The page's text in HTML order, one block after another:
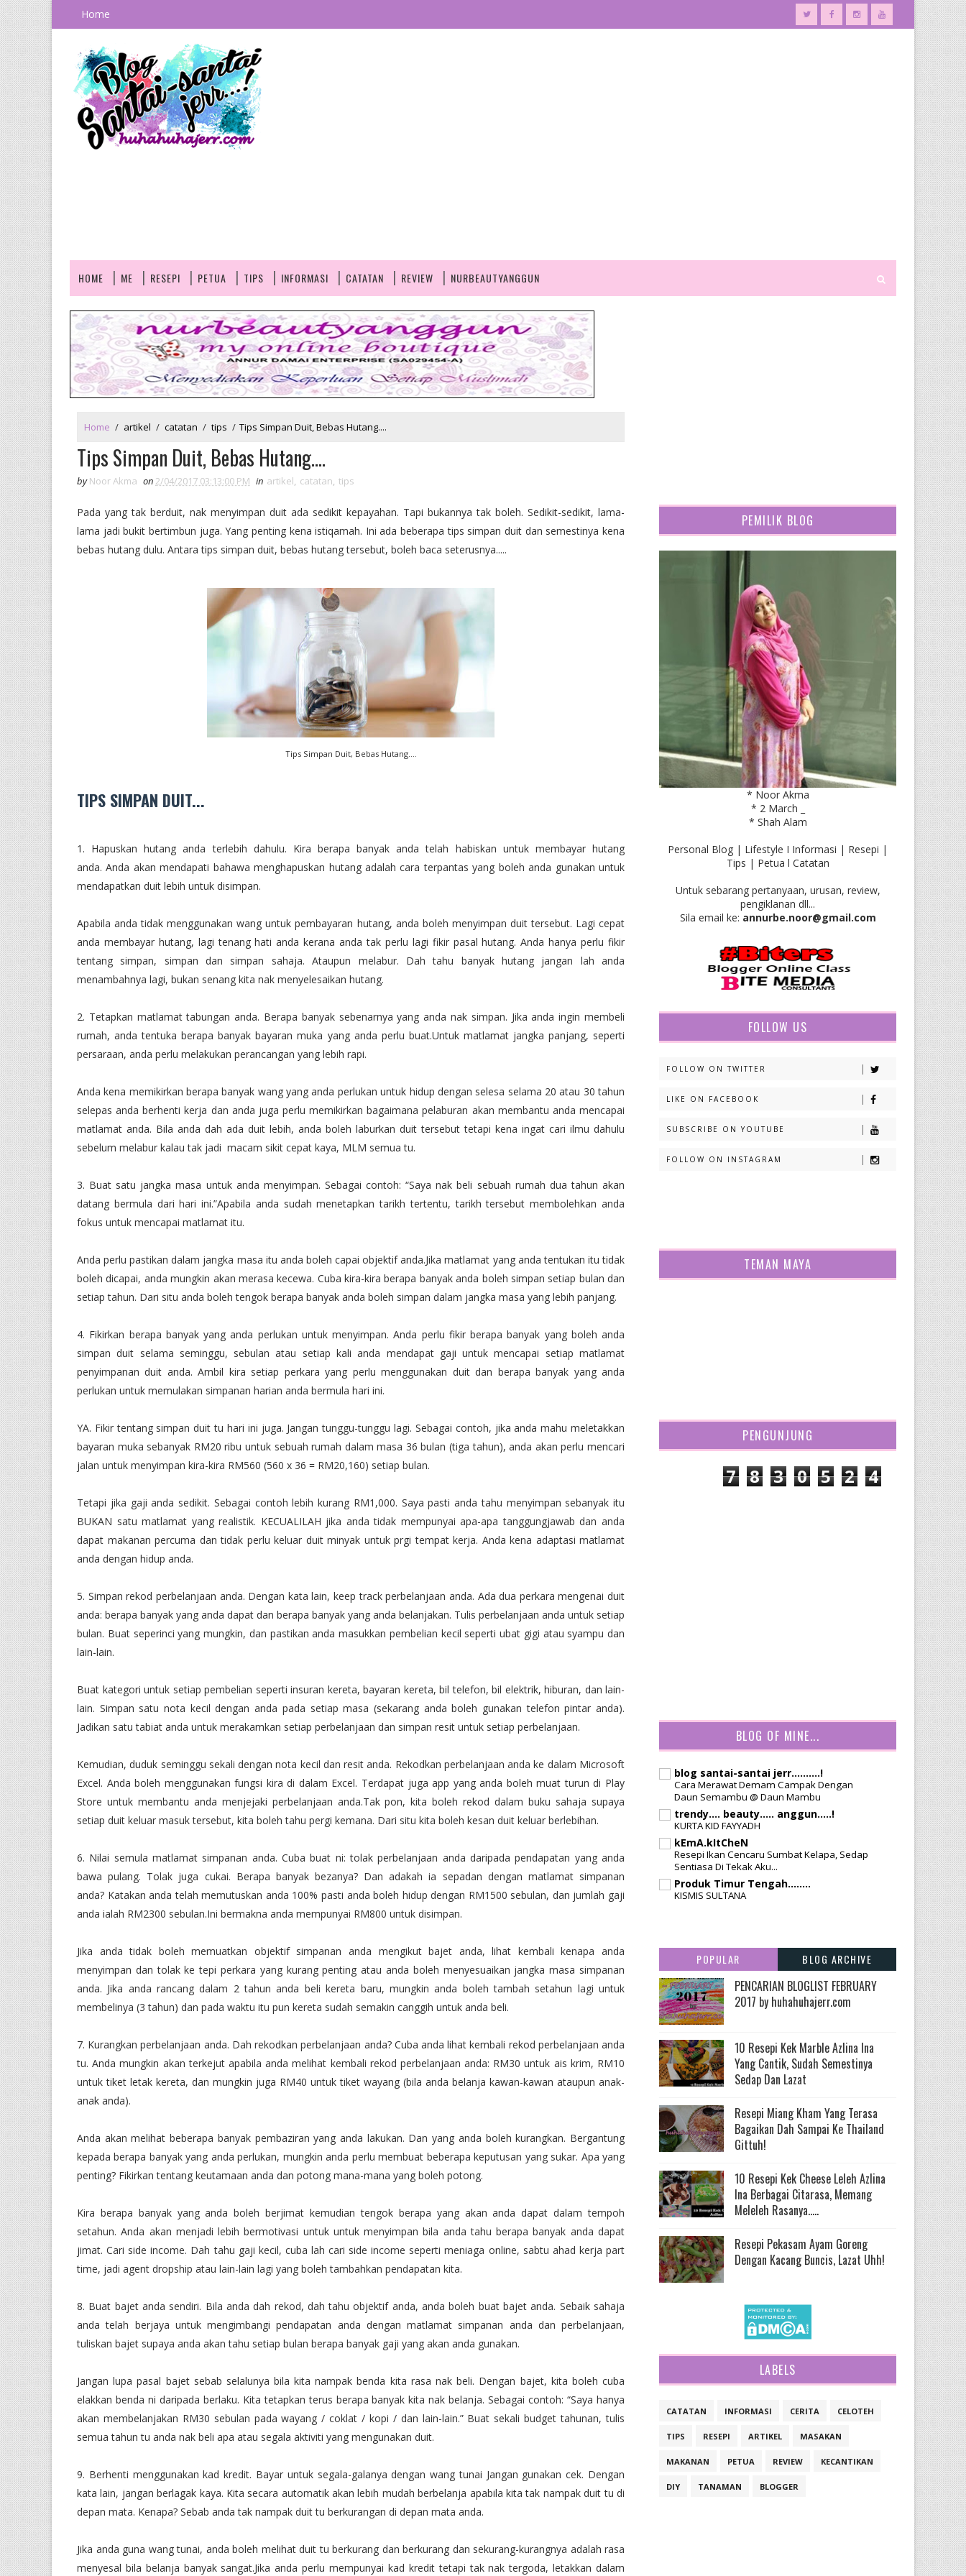
Home
HOME ME RESEPI PETUA TIPS INFORMASI CATATAN REVIEW NURBEAUTYANGGUN
Home / artikel / catatan / tips / Tips Simpan Duit, Bebas Hutang....
Tips Simpan Duit, Bebas Hutang....
by Noor Akma on2/04/2017 03:13:00 PM in artikel, catatan, tips
Pada yang tak berduit, nak menyimpan duit ada sedikit kepayahan. Tapi bukannya tak boleh. Sedikit-sedikit, lama-
lama jadi bukit bertimbun juga. Yang penting kena istiqamah. Ini ada beberapa tips simpan duit dan semestinya kena
bebas hutang dulu. Antara tips simpan duit, bebas hutang tersebut, boleh baca seterusnya.....
Tips Simpan Duit, Bebas Hutang....
TIPS SIMPAN DUIT...
1. Hapuskan hutang anda terlebih dahulu. Kira berapa banyak anda telah habiskan untuk membayar hutang
anda. Anda akan mendapati bahawa menghapuskan hutang adalah cara terpantas yang boleh anda gunakan untuk
mendapatkan duit lebih untuk disimpan.
Apabila anda tidak menggunakan wang untuk pembayaran hutang, anda boleh menyimpan duit tersebut. Lagi cepat
anda membayar hutang, lagi tenang hati anda kerana anda tak perlu lagi fikir pasal hutang. Anda hanya perlu fikir
tentang simpan, simpan dan simpan sahaja. Ataupun melabur. Dah tahu banyak hutang jangan lah anda
menambahnya lagi, bukan senang kita nak menyelesaikan hutang.
2. Tetapkan matlamat tabungan anda. Berapa banyak sebenarnya yang anda nak simpan. Jika anda ingin membeli
rumah, anda tentuka berapa banyak bayaran muka yang anda perlu buat.Untuk matlamat jangka panjang, seperti
persaraan, anda perlu melakukan perancangan yang lebih rapi.
Anda kena memikirkan berapa banyak wang yang anda perlukan untuk hidup dengan selesa selama 20 atau 30 tahun
selepas anda berhenti kerja dan anda juga perlu memikirkan bagaimana pelaburan akan membantu anda mencapai
matlamat anda. Bila anda dah ada duit lebih, anda boleh laburkan duit tersebut tetapi kena ingat cari ilmu dahulu
sebelum melabur kalau tak jadi macam sikit cepat kaya, MLM semua tu.
3. Buat satu jangka masa untuk anda menyimpan. Sebagai contoh: “Saya nak beli sebuah rumah dua tahun akan
datang bermula dari hari ini.”Apabila anda sudah menetapkan tarikh tertentu, tarikh tersebut membolehkan anda
fokus untuk mencapai matlamat itu.
Anda perlu pastikan dalam jangka masa itu anda boleh capai objektif anda.Jika matlamat yang anda tentukan itu tidak
boleh dicapai, anda mungkin akan merasa kecewa. Cuba kira-kira berapa banyak anda boleh simpan setiap bulan dan
setiap tahun. Dari situ anda boleh tengok berapa banyak anda boleh simpan dalam jangka masa yang lebih panjang.
4. Fikirkan berapa banyak yang anda perlukan untuk menyimpan. Anda perlu fikir berapa banyak yang boleh anda
simpan duit selama seminggu, sebulan atau setiap kali anda mendapat gaji untuk mencapai setiap matlamat
penyimpanan duit anda. Ambil kira setiap perkara yang perlu menggunakan duit dan berapa banyak yang anda
perlukan untuk memulakan simpanan harian anda bermula hari ini.
YA. Fikir tentang simpan duit tu hari ini juga. Jangan tunggu-tunggu lagi. Sebagai contoh, jika anda mahu meletakkan
bayaran muka sebanyak RM20 ribu untuk sebuah rumah dalam masa 36 bulan (tiga tahun), anda akan perlu mencari
jalan untuk menyimpan kira-kira RM560 (560 x 36 = RM20,160) setiap bulan.
Tetapi jika gaji anda sedikit. Sebagai contoh lebih kurang RM1,000. Saya pasti anda tahu menyimpan sebanyak itu
BUKAN satu matlamat yang realistik. KECUALILAH jika anda tidak mempunyai apa-apa tanggungjawab dan anda
dapat makanan percuma dan tidak perlu keluar duit minyak untuk prgi tempat kerja. Anda kena adaptasi matlamat
anda dengan hidup anda.
5. Simpan rekod perbelanjaan anda. Dengan kata lain, keep track perbelanjaan anda. Ada dua perkara mengenai duit
anda: berapa banyak yang anda dapat dan berapa banyak yang anda belanjakan. Tulis perbelanjaan anda untuk setiap
bulan. Buat seperinci yang mungkin, dan pastikan anda masukkan pembelian kecil seperti ubat gigi atau syampu dan
lain-lain.
Buat kategori untuk setiap pembelian seperti insuran kereta, bayaran kereta, bil telefon, bil elektrik, hiburan, dan lain-
lain. Simpan satu nota kecil dengan anda pada setiap masa (sekarang anda boleh gunakan telefon pintar anda).
Jadikan satu tabiat anda untuk merakamkan setiap perbelanjaan dan simpan resit untuk setiap perbelanjaan.
Kemudian, duduk seminggu sekali dengan nota kecil dan resit anda. Rekodkan perbelanjaan anda ke dalam Microsoft
Excel. Anda boleh menggunakan fungsi kira di dalam Excel. Terdapat juga app yang anda boleh muat turun di Play
Store untuk membantu anda menjejaki perbelanjaan anda.Tak pon, kita boleh rekod dalam buku sahaja supaya
setiap duit keluar masuk tersebut, kita boleh tahu pergi kemana. Dari situ kita boleh kesan duit keluar berlebihan.
6. Nilai semula matlamat simpanan anda. Cuba buat ni: tolak perbelanjaan anda daripada pendapatan yang anda
bawa pulang. Tolak juga cukai. Berapa banyak bezanya? Dan adakah ia sepadan dengan matlamat simpanan
anda? Katakan anda telah memutuskan anda 100% pasti anda boleh hidup dengan RM1500 sebulan, dan jumlah gaji
anda ialah RM2300 sebulan.Ini bermakna anda mempunyai RM800 untuk disimpan.
Jika anda tidak boleh memuatkan objektif simpanan anda mengikut bajet anda, lihat kembali kenapa anda
menyimpan dan tolak ke tepi perkara yang kurang penting atau anda boleh menyesuaikan jangka masa simpanan
anda. Jika anda rancang dalam 2 tahun anda beli kereta baru, mungkin anda boleh tambah setahun lagi untuk
membelinya (3 tahun) dan pada waktu itu pun kereta sudah semakin canggih untuk anda beli.
7. Kurangkan perbelanjaan anda. Dah rekodkan perbelanjaan anda? Cuba anda lihat kembali rekod perbelanjaan anda
tu. Anda mungkin akan terkejut apabila anda melihat kembali rekod perbelanjaan anda: RM30 untuk ais krim, RM10
untuk tiket letak kereta, dan mungkin juga RM40 untuk tiket wayang (bila anda belanja kawan-kawan ataupun anak-
anak anda).
Anda akan melihat beberapa banyak pembaziran yang anda lakukan. Dan yang anda boleh kurangkan. Bergantung
kepada berapa banyak yang anda perlukan, mungkin anda perlu membuat beberapa keputusan yang sukar. Apa yang
penting? Fikirkan tentang keutamaan anda dan potong mana-mana yang boleh potong.
Kira berapa banyak yang anda boleh berjimat kemudian tengok berapa yang akan anda dapat dalam tempoh
setahun. Anda akan menjadi lebih bermotivasi untuk untuk menyimpan bila anda tahu berapa banyak anda dapat
jimat. Cari side income. Dah tahu gaji kecil, cuba lah cari side income seperti meniaga online, sabtu ahad kerja part
time, jadi agent dropship atau lain-lain lagi yang boleh tambahkan pendapatan kita.
8. Buat bajet anda sendiri. Bila anda dah rekod, dah tahu objektif anda, anda boleh buat bajet anda. Sebaik sahaja
anda telah berjaya untuk mengimbangi pendapatan anda dengan matlamat simpanan anda dan perbelanjaan,
tuliskan bajet supaya anda akan tahu setiap bulan berapa banyak gaji yang akan anda gunakan.
Jangan lupa pasal bajet sebab selalunya bila kita nampak benda kita rasa nak beli. Dengan bajet, kita boleh cuba
elakkan benda ni daripada berlaku. Kita tetapkan terus berapa banyak kita nak belanja. Sebagai contoh: “Saya hanya
akan membelanjakan RM30 sebulan pada wayang / coklat / kopi / dan lain-lain.” Buat sekali budget tahunan, tulis
semua tahun tu anda nak beli apa atau segala aktiviti yang mengunakan duit.
9. Berhenti menggunakan kad kredit. Bayar untuk segala-galanya dengan wang tunai Jangan gunakan cek. Dengan
kata lain, jangan berlagak kaya. Kita secara automatik akan lebih mudah berbelanja apabila kita tak nampak duit tu di
depan mata. Kenapa? Sebab anda tak nampak duit tu berkurangan di depan mata anda.
Jika anda guna wang tunai, anda boleh melihat duit tu berkurang dan berkurang dan sekurang-kurangnya adalah rasa
menyesal bila belanja banyak sangat.Jika anda perlu mempunyai kad kredit tetapi tak nak tergoda, letakkan dalam
PEMILIK BLOG
* Noor Akma
* 2 March _
* Shah Alam
Personal Blog | Lifestyle I Informasi | Resepi |
Tips | Petua l Catatan
Untuk sebarang pertanyaan, urusan, review,
pengiklanan dll...
Sila email ke: annurbe.noor@gmail.com
FOLLOW US
FOLLOW ON TWITTER
LIKE ON FACEBOOK
SUBSCRIBE ON YOUTUBE
FOLLOW ON INSTAGRAM
TEMAN MAYA
PENGUNJUNG
7 8 3 0 5 2 4
BLOG OF MINE...
blog santai-santai jerr..........!
Cara Merawat Demam Campak Dengan
Daun Semambu @ Daun Mambu
trendy.... beauty..... anggun.....!
KURTA KID FAYYADH
kEmA.kItCheN
Resepi Ikan Cencaru Sumbat Kelapa, Sedap
Sentiasa Di Tekak Aku...
Produk Timur Tengah........
KISMIS SULTANA
POPULAR BLOG ARCHIVE
PENCARIAN BLOGLIST FEBRUARY
2017 by huhahuhajerr.com
10 Resepi Kek Marble Azlina Ina
Yang Cantik, Sudah Semestinya
Sedap Dan Lazat
Resepi Miang Kham Yang Terasa
Bagaikan Dah Sampai Ke Thailand
Gittuh!
10 Resepi Kek Cheese Leleh Azlina
Ina Berbagai Citarasa, Memang
Meleleh Rasanya.....
Resepi Pekasam Ayam Goreng
Dengan Kacang Buncis, Lazat Uhh!
LABELS
CATATAN INFORMASI CERITA CELOTEH
TIPS RESEPI ARTIKEL MASAKAN
MAKANAN PETUA REVIEW KECANTIKAN
DIY TANAMAN BLOGGER